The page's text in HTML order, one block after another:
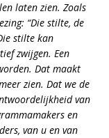
laten zien. Zoals
“Die stilte, de
stilte kan
zwijgen. Een
Dat maakt
zien. Dat we de
van
en
van u en van